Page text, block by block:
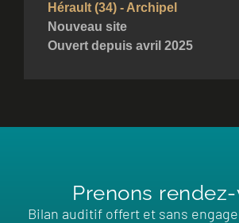
Hérault (34) - Archipel
Nouveau site
Ouvert depuis avril 2025
Prenons
Bilan auditif offert et sans